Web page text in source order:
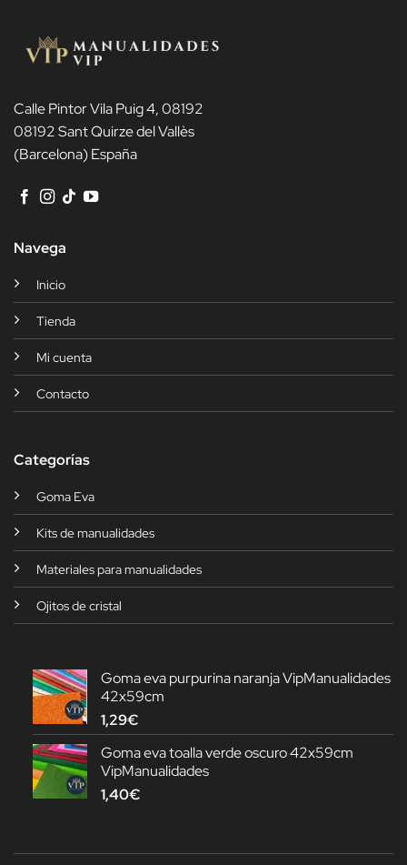
Calle Pintor Vila Puig 4, 08192
08192 Sant Quirze del Vallès
(Barcelona) España
Navega
Inicio
Tienda
Mi cuenta
Contacto
Categorías
Goma Eva
Kits de manualidades
Materiales para manualidades
Ojitos de cristal
Goma eva purpurina naranja VipManualidades
42x59cm
1,29€
Goma eva toalla verde oscuro 42x59cm
VipManualidades
1,40€